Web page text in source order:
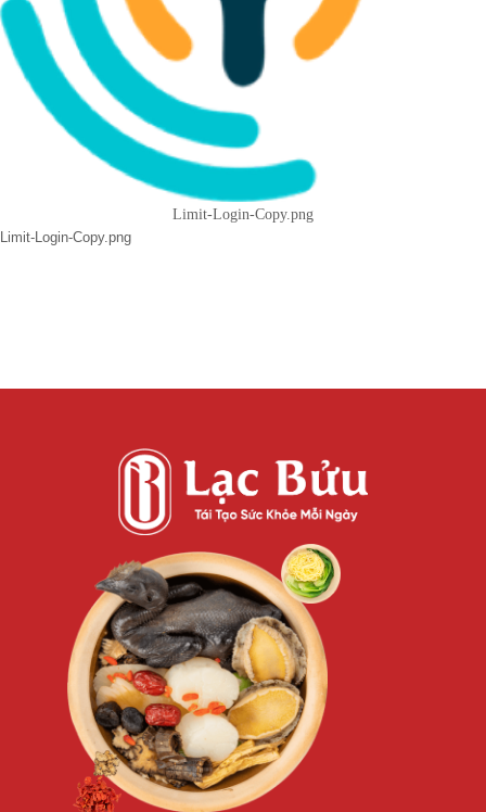
Limit-Login-Copy.png
Limit-Login-Copy.png